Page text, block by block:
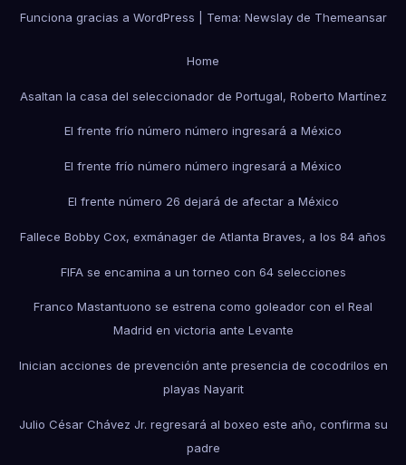
Funciona gracias a WordPress Tema: Newslayde Themeansar
Home
Asaltan la casa del seleccionador de Portugal, Roberto Martínez
El frente frío número número ingresará a México
El frente frío número número ingresará a México
El frente número 26 dejará de afectar a México
Fallece Bobby Cox, exmánager de Atlanta Braves, a los 84 años
FIFA se encamina a un torneo con 64 selecciones
Franco Mastantuono se estrena como goleador con el Real
Madrid en victoria ante Levante
Inician acciones de prevención ante presencia de cocodrilos en
playas Nayarit
Julio César Chávez Jr. regresará al boxeo este año, confirma su
padre